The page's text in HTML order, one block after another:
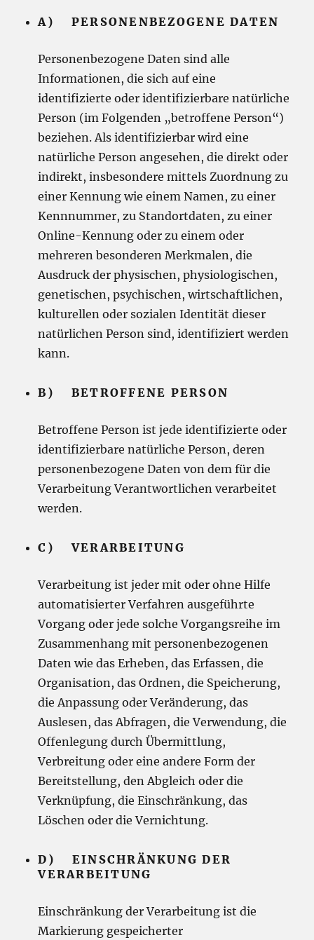
A) PERSONENBEZOGENE DATEN
Personenbezogene Daten sind alle
Informationen, die sich auf eine
identifizierte oder identifizierbare natürliche
Person (im Folgenden „betroffene Person“)
beziehen. Als identifizierbar wird eine
natürliche Person angesehen, die direkt oder
indirekt, insbesondere mittels Zuordnung zu
einer Kennung wie einem Namen, zu einer
Kennnummer, zu Standortdaten, zu einer
Online-Kennung oder zu einem oder
mehreren besonderen Merkmalen, die
Ausdruck der physischen, physiologischen,
genetischen, psychischen, wirtschaftlichen,
kulturellen oder sozialen Identität dieser
natürlichen Person sind, identifiziert werden
kann.
B) BETROFFENE PERSON
Betroffene Person ist jede identifizierte oder
identifizierbare natürliche Person, deren
personenbezogene Daten von dem für die
Verarbeitung Verantwortlichen verarbeitet
werden.
C) VERARBEITUNG
Verarbeitung ist jeder mit oder ohne Hilfe
automatisierter Verfahren ausgeführte
Vorgang oder jede solche Vorgangsreihe im
Zusammenhang mit personenbezogenen
Daten wie das Erheben, das Erfassen, die
Organisation, das Ordnen, die Speicherung,
die Anpassung oder Veränderung, das
Auslesen, das Abfragen, die Verwendung, die
Offenlegung durch Übermittlung,
Verbreitung oder eine andere Form der
Bereitstellung, den Abgleich oder die
Verknüpfung, die Einschränkung, das
Löschen oder die Vernichtung.
D) EINSCHRÄNKUNG DER
VERARBEITUNG
Einschränkung der Verarbeitung ist die
Markierung gespeicherter